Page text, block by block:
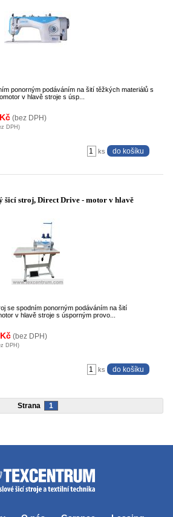
ponorným podáváním na šití těžkých materiálů s
v hlavě stroje s úsp...
(bez DPH)
DPH)
ks
šicí stroj, Direct Drive - motor v hlavě
se spodním ponorným podáváním na šití
v hlavě stroje s úsporným provo...
(bez DPH)
DPH)
ks
Strana 1